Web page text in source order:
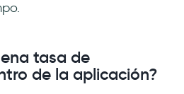
tasa de
de la aplicación?